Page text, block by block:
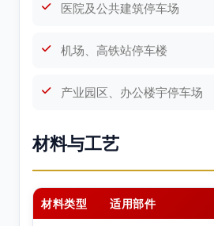
医院及公共建筑停车场
机场、高铁站停车楼
产业园区、办公楼宇停车场
材料与工艺
材料类型 适用部件